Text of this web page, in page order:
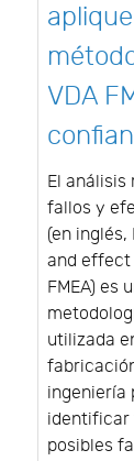
VDA
El análisis
fallos y
(en inglés,
and effect
FMEA) es
utilizada
ingeniería
identificar
posibles